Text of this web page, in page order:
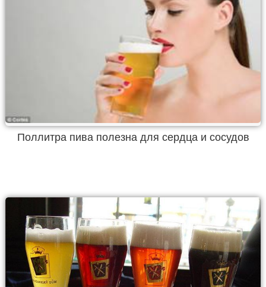
Поллитра пива полезна для сердца и сосудов